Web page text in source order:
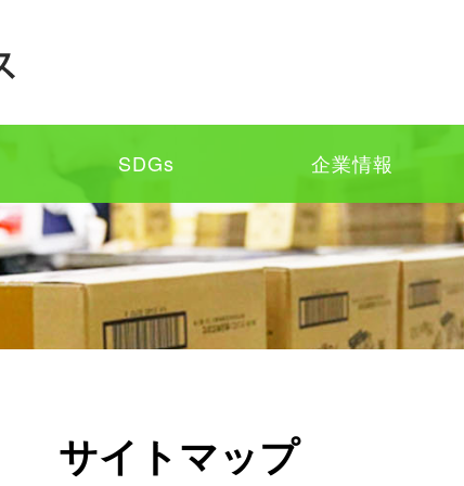
SDGs 企業情報
サイトマップ